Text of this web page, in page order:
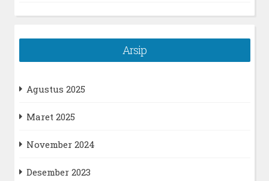
Arsip
Agustus 2025
Maret 2025
November 2024
Desember 2023